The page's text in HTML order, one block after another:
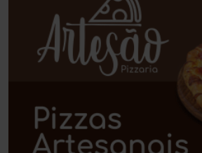
Planalto
Poções
Polícia Civil
Polícia Militar